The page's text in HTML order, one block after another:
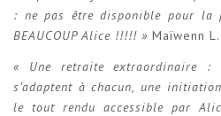
: ne pas être disponible pour la
BEAUCOUP Alice !!!!! » Maïwenn L.
« Une retraite extraordinaire :
s’adaptent à chacun, une
le tout rendu accessible par